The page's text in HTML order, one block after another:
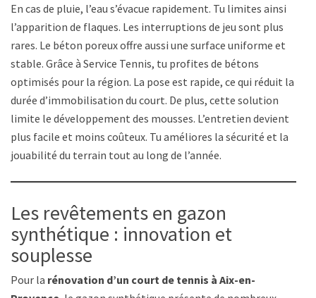
En cas de pluie, l’eau s’évacue rapidement. Tu limites ainsi
l’apparition de flaques. Les interruptions de jeu sont plus
rares. Le béton poreux offre aussi une surface uniforme et
stable. Grâce à Service Tennis, tu profites de bétons
optimisés pour la région. La pose est rapide, ce qui réduit la
durée d’immobilisation du court. De plus, cette solution
limite le développement des mousses. L’entretien devient
plus facile et moins coûteux. Tu améliores la sécurité et la
jouabilité du terrain tout au long de l’année.
Les revêtements en gazon
synthétique : innovation et
souplesse
Pour la rénovation d’un court de tennis à Aix-en-